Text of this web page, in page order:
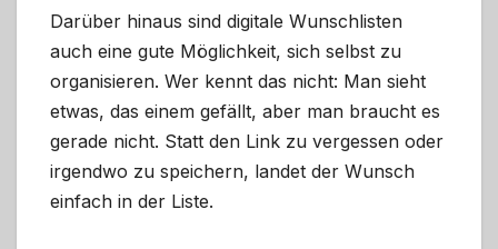
Darüber hinaus sind digitale Wunschlisten
auch eine gute Möglichkeit, sich selbst zu
organisieren. Wer kennt das nicht: Man sieht
etwas, das einem gefällt, aber man braucht es
gerade nicht. Statt den Link zu vergessen oder
irgendwo zu speichern, landet der Wunsch
einfach in der Liste.